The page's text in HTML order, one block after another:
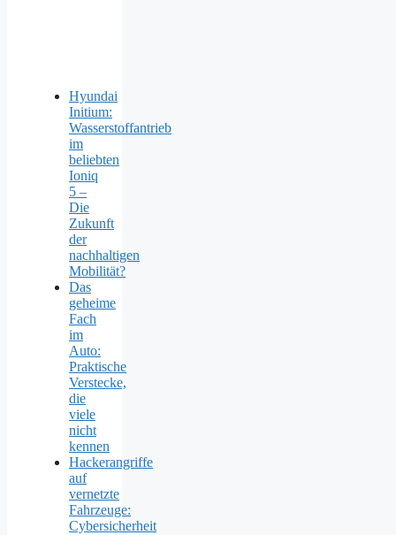
Hyundai
Initium:
Wasserstoffantrieb
im
beliebten
Ioniq
5 –
Die
Zukunft
der
nachhaltigen
Mobilität?
Das
geheime
Fach
im
Auto:
Praktische
Verstecke,
die
viele
nicht
kennen
Hackerangriffe
auf
vernetzte
Fahrzeuge:
Cybersicherheit